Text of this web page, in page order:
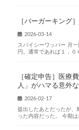
［バーガーキング
2026-03-14
スパイシーワッパー 月
円。通常であれば１，０
［確定申告］医療
人」がハマる意外
2026-02-17
提出したあとだったが、
った内容だった。 今期